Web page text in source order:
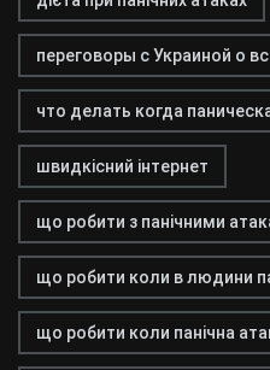
переговоры с Украиной о
что делать когда
швидкісний інтернет
що робити з панічними
що робити коли в людини
що робити коли панічна